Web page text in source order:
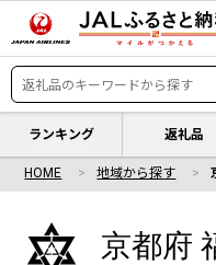
ランキング 返礼品
HOME 地域から探す
京都府